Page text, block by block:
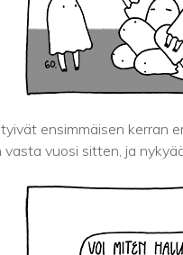
ensimmäisen kerran
vuosi sitten, ja